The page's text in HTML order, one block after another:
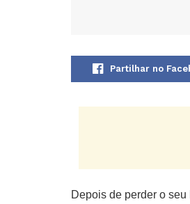
Partilhar no
Depois de perder o